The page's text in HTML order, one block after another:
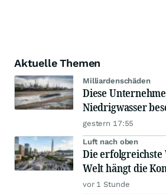
Aktuelle Themen
Milliardenschäden
Diese
Niedrigwasser
gestern 17:55
Luft nach oben
Die
Welt hängt die
vor 1 Stunde